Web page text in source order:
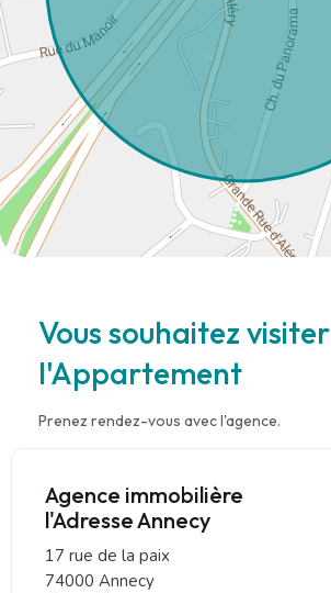
Vous souhaitez visiter
l'Appartement
Prenez rendez-vous avec l'agence.
Agence immobilière
l'Adresse Annecy
17 rue de la paix
74000 Annecy